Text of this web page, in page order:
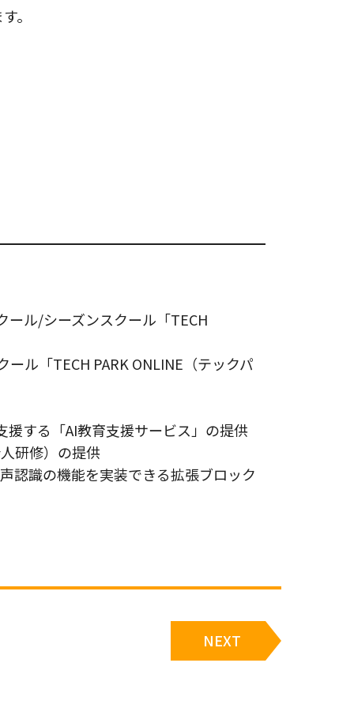
。
ール/シーズンスクール「TECH
ル「TECH PARK ONLINE（テックパ
する「AI教育支援サービス」の提供
研修）の提供
認識の機能を実装できる拡張ブロック
NEXT